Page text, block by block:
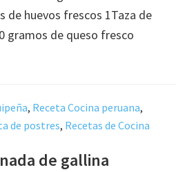
de huevos frescos 1Taza de
gramos de queso fresco
, Receta Cocina peruana,
de postres, Recetas de Cocina
de gallina